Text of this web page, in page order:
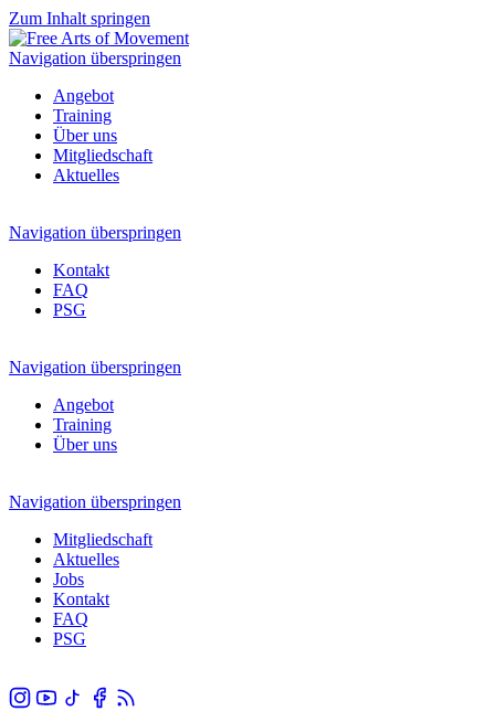
Zum Inhalt springen
Navigation überspringen
Angebot
Training
Über uns
Mitgliedschaft
Aktuelles
Navigation überspringen
Kontakt
FAQ
PSG
Navigation überspringen
Angebot
Training
Über uns
Navigation überspringen
Mitgliedschaft
Aktuelles
Jobs
Kontakt
FAQ
PSG